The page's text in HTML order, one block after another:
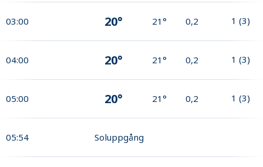
03:00 20° 21° 0,2 1 (3)
04:00 20° 21° 0,2 1 (3)
05:00 20° 21° 0,2 1 (3)
05:54 Soluppgång